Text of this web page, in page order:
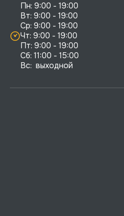
Пн: 9:00 - 19:00
Вт: 9:00 - 19:00
Ср: 9:00 - 19:00
Чт: 9:00 - 19:00
Пт: 9:00 - 19:00
Сб: 11:00 - 15:00
Вс:  выходной